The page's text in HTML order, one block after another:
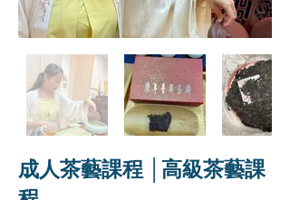
成人茶藝課程 │高級茶藝課